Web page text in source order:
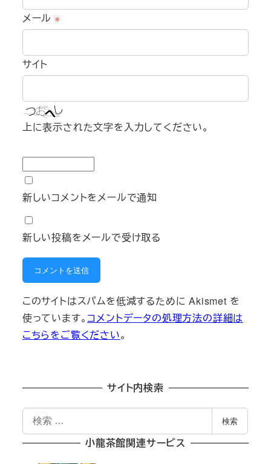
メール ※
サイト
上に表示された文字を入力してください。
新しいコメントをメールで通知
新しい投稿をメールで受け取る
このサイトはスパムを低減するために Akismet を
使っています。 コメントデータの処理方法の詳細は
こちらをご覧ください。
サイト内検索
索
検索
小龍茶館関連サービス